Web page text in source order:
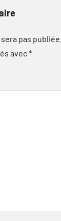
pas publiée.
avec*